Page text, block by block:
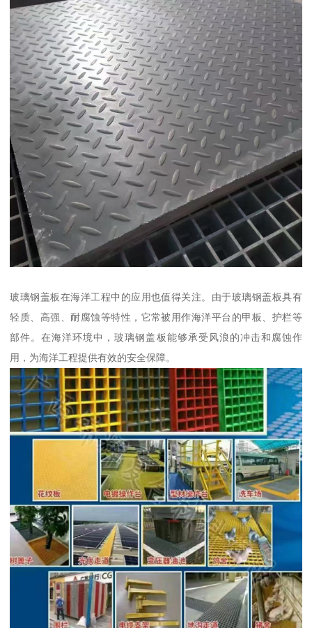
玻璃钢盖板在海洋工程中的应用也值得关注。由于玻璃钢盖板具有
轻质、高强、耐腐蚀等特性，它常被用作海洋平台的甲板、护栏等
部件。在海洋环境中，玻璃钢盖板能够承受风浪的冲击和腐蚀作
用，为海洋工程提供有效的安全保障。